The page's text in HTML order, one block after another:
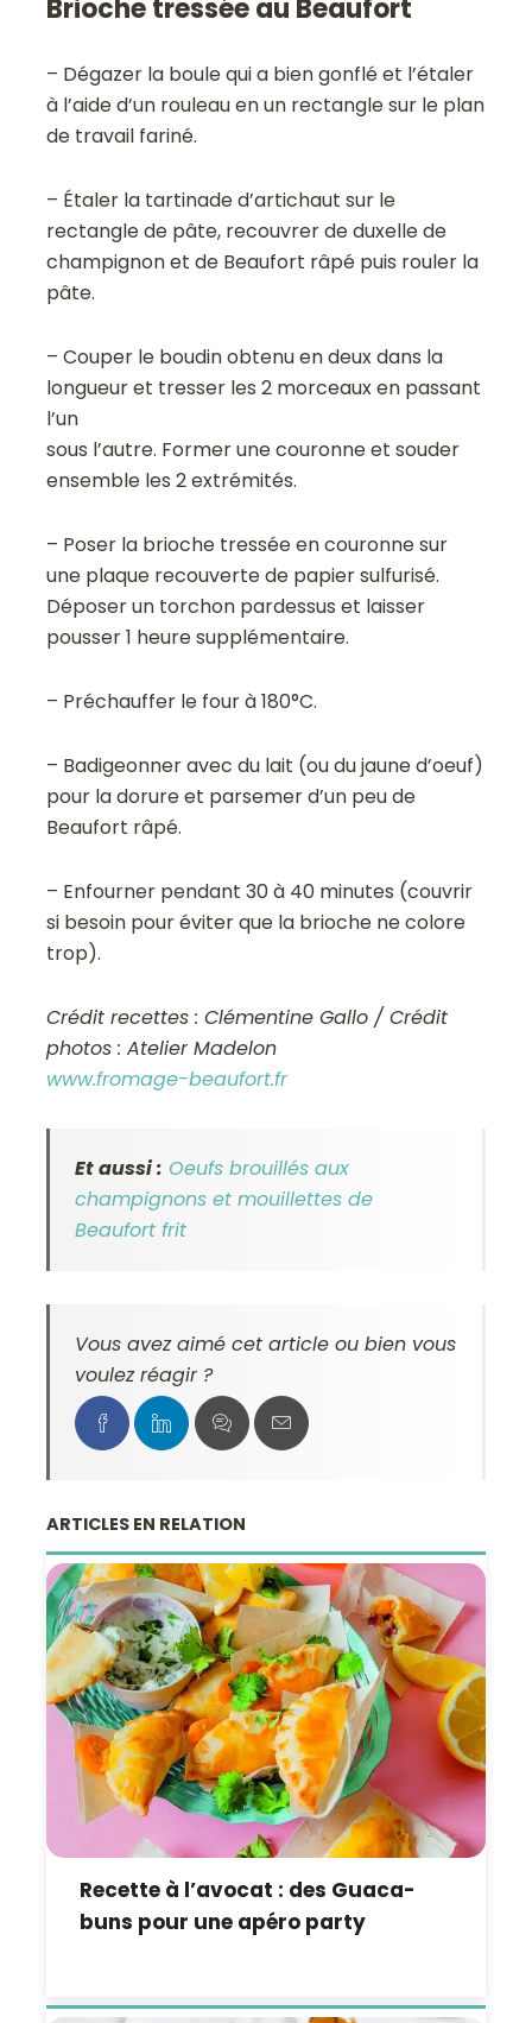
Brioche tressée au Beaufort
– Dégazer la boule qui a bien gonflé et l’étaler
à l’aide d’un rouleau en un rectangle sur le plan
de travail fariné.
– Étaler la tartinade d’artichaut sur le
rectangle de pâte, recouvrer de duxelle de
champignon et de Beaufort râpé puis rouler la
pâte.
– Couper le boudin obtenu en deux dans la
longueur et tresser les 2 morceaux en passant
l’un
sous l’autre. Former une couronne et souder
ensemble les 2 extrémités.
– Poser la brioche tressée en couronne sur
une plaque recouverte de papier sulfurisé.
Déposer un torchon pardessus et laisser
pousser 1 heure supplémentaire.
– Préchauffer le four à 180°C.
– Badigeonner avec du lait (ou du jaune d’oeuf)
pour la dorure et parsemer d’un peu de
Beaufort râpé.
– Enfourner pendant 30 à 40 minutes (couvrir
si besoin pour éviter que la brioche ne colore
trop).
Crédit recettes : Clémentine Gallo / Crédit
photos : Atelier Madelon
www.fromage-beaufort.fr
Et aussi : Oeufs brouillés aux
champignons et mouillettes de
Beaufort frit
Vous avez aimé cet article ou bien vous
voulez réagir ?
ARTICLES EN RELATION
Recette à l’avocat : des Guaca-
buns pour une apéro party